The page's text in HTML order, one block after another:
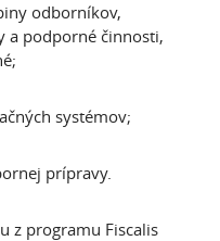
odborníkov,
a podporné činnosti,
systémov;
prípravy.
z programu Fiscalis